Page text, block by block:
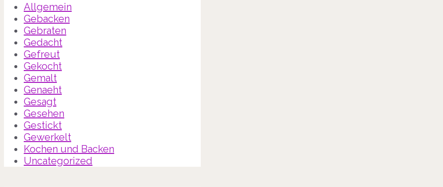
Allgemein
Gebacken
Gebraten
Gedacht
Gefreut
Gekocht
Gemalt
Genaeht
Gesagt
Gesehen
Gestickt
Gewerkelt
Kochen und Backen
Uncategorized